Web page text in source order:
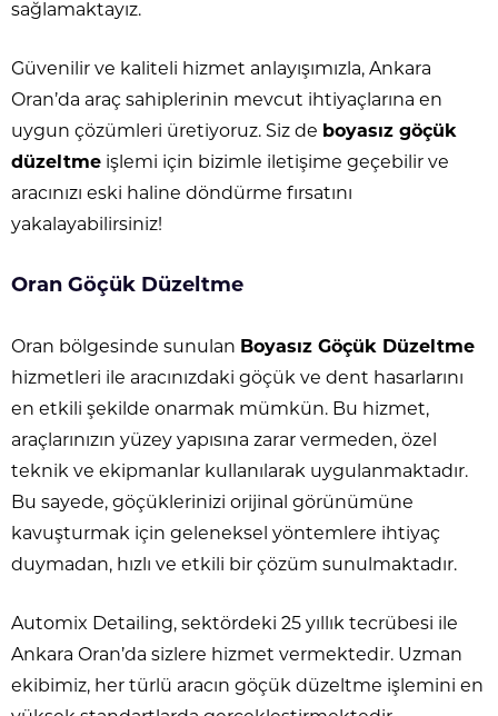
sağlamaktayız.
Güvenilir ve kaliteli hizmet anlayışımızla, Ankara
Oran’da araç sahiplerinin mevcut ihtiyaçlarına en
uygun çözümleri üretiyoruz. Siz de boyasız göçük
düzeltme işlemi için bizimle iletişime geçebilir ve
aracınızı eski haline döndürme fırsatını
yakalayabilirsiniz!
Oran Göçük Düzeltme
Oran bölgesinde sunulan Boyasız Göçük Düzeltme
hizmetleri ile aracınızdaki göçük ve dent hasarlarını
en etkili şekilde onarmak mümkün. Bu hizmet,
araçlarınızın yüzey yapısına zarar vermeden, özel
teknik ve ekipmanlar kullanılarak uygulanmaktadır.
Bu sayede, göçüklerinizi orijinal görünümüne
kavuşturmak için geleneksel yöntemlere ihtiyaç
duymadan, hızlı ve etkili bir çözüm sunulmaktadır.
Automix Detailing, sektördeki 25 yıllık tecrübesi ile
Ankara Oran’da sizlere hizmet vermektedir. Uzman
ekibimiz, her türlü aracın göçük düzeltme işlemini en